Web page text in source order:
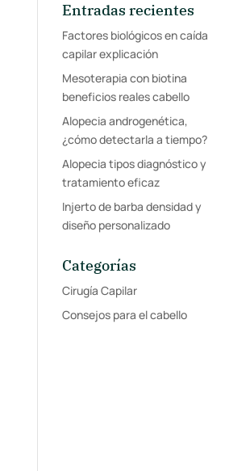
Entradas recientes
Factores biológicos en caída
capilar explicación
Mesoterapia con biotina
beneficios reales cabello
Alopecia androgenética,
¿cómo detectarla a tiempo?
Alopecia tipos diagnóstico y
tratamiento eficaz
Injerto de barba densidad y
diseño personalizado
Categorías
Cirugía Capilar
Consejos para el cabello